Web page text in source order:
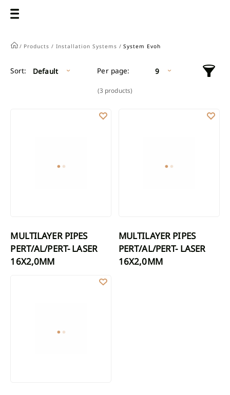
/ Products / Installation Systems / System Evoh
Sort: Default Per page: 9
(3 products)
MULTILAYER PIPES PERT/AL/PERT- LASER 16X2,0MM
MULTILAYER PIPES
PERT/AL/PERT- LASER
16X2,0MM
MULTILAYER PIPES PERT/AL/
MULTILAYER PIPES
PERT/AL/PERT- LASER
16X2,0MM
MULTILAYER PIPES PERT/AL/PERT- LASER 16X2,0MM